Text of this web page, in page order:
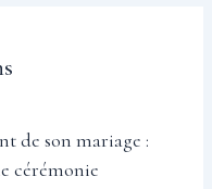
de son mariage :
cérémonie